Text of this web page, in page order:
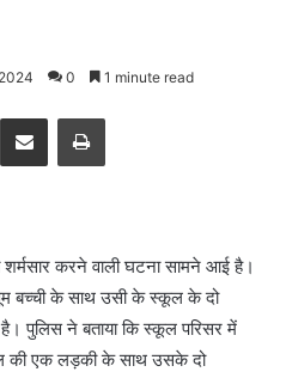
0 1 minute read
Share via Email Print
करने वाली घटना सामने आई है।
बच्ची के साथ उसी के स्कूल के दो
पुलिस ने बताया कि स्कूल परिसर में
की एक लड़की के साथ उसके दो